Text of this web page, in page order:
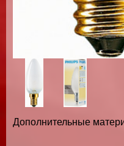
Дополнительные